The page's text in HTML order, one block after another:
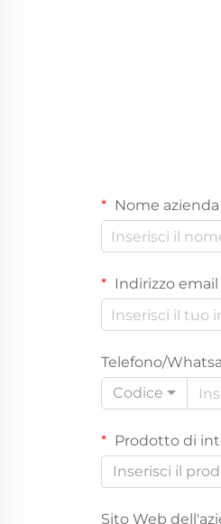
Nome azienda
Indirizzo email
Telefono/
Codice
Prodotto di
Inserisci il
Sito Web